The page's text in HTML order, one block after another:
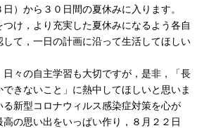
）から３０日間の夏休みに入ります。
け，より充実した夏休みになるよう各自
して，一日の計画に沿って生活してほしい
々の自主学習も大切ですが，是非，「長
きないこと」に熱中してほしいと思いま
新型コロナウィルス感染症対策を心が
の思い出をいっぱい作り，８月２２日